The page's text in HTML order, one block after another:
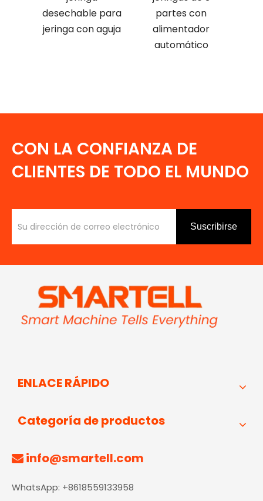
desechable para
jeringa con aguja
partes con
alimentador
automático
CON LA CONFIANZA DE
CLIENTES DE TODO EL MUNDO
Suscribirse
ENLACE RÁPIDO
Categoría de productos
 info@smartell.com
WhatsApp: +8618559133958